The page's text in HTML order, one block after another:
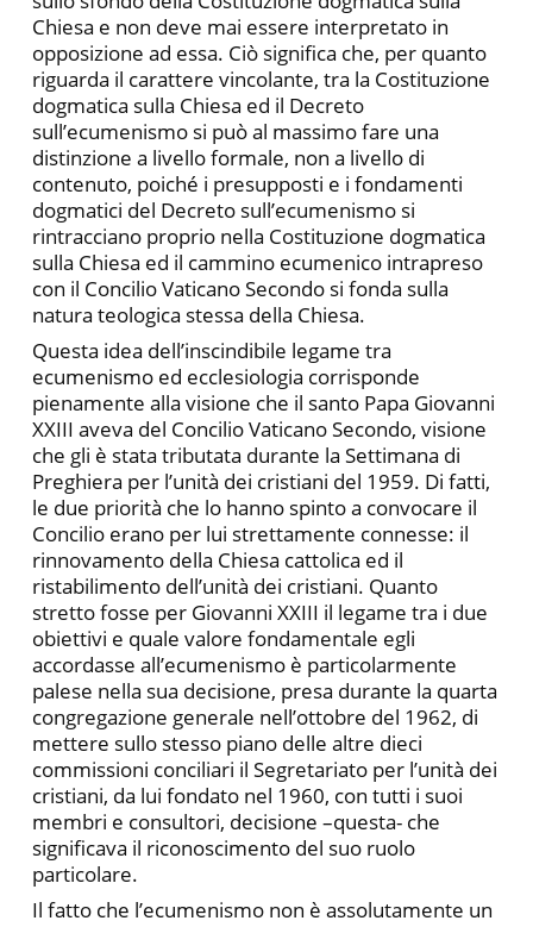
Chiesa e non deve mai essere interpretato in
opposizione ad essa. Ciò significa che, per quanto
riguarda il carattere vincolante, tra la Costituzione
dogmatica sulla Chiesa ed il Decreto
sull’ecumenismo si può al massimo fare una
distinzione a livello formale, non a livello di
contenuto, poiché i presupposti e i fondamenti
dogmatici del Decreto sull’ecumenismo si
rintracciano proprio nella Costituzione dogmatica
sulla Chiesa ed il cammino ecumenico intrapreso
con il Concilio Vaticano Secondo si fonda sulla
natura teologica stessa della Chiesa.
Questa idea dell’inscindibile legame tra
ecumenismo ed ecclesiologia corrisponde
pienamente alla visione che il santo Papa Giovanni
XXIII aveva del Concilio Vaticano Secondo, visione
che gli è stata tributata durante la Settimana di
Preghiera per l’unità dei cristiani del 1959. Di fatti,
le due priorità che lo hanno spinto a convocare il
Concilio erano per lui strettamente connesse: il
rinnovamento della Chiesa cattolica ed il
ristabilimento dell’unità dei cristiani. Quanto
stretto fosse per Giovanni XXIII il legame tra i due
obiettivi e quale valore fondamentale egli
accordasse all’ecumenismo è particolarmente
palese nella sua decisione, presa durante la quarta
congregazione generale nell’ottobre del 1962, di
mettere sullo stesso piano delle altre dieci
commissioni conciliari il Segretariato per l’unità dei
cristiani, da lui fondato nel 1960, con tutti i suoi
membri e consultori, decisione –questa- che
significava il riconoscimento del suo ruolo
particolare.
Il fatto che l’ecumenismo non è assolutamente un